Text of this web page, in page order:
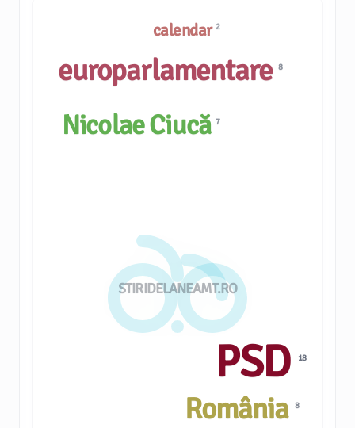
STIRIDELANEAMT.RO
calendar 2
PSD 18
România 8
Nicolae Ciucă7
europarlamentare8